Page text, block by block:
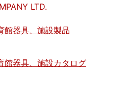
LTD.
館器具、施設製品
館器具、施設カタログ